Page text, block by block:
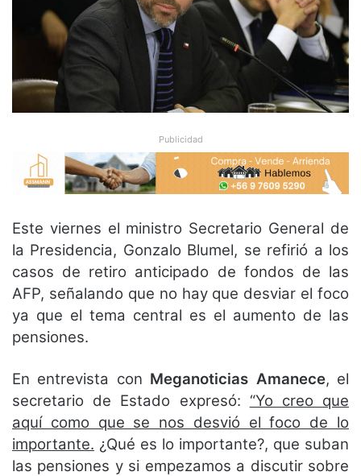
Publicidad
Este viernes el ministro Secretario General de
la Presidencia, Gonzalo Blumel, se refirió a los
casos de retiro anticipado de fondos de las
AFP, señalando que no hay que desviar el foco
ya que el tema central es el aumento de las
pensiones.
En entrevista con Meganoticias Amanece, el
secretario de Estado expresó: “Yo creo que
aquí como que se nos desvió el foco de lo
importante. ¿Qué es lo importante?, que suban
las pensiones y si empezamos a discutir sobre